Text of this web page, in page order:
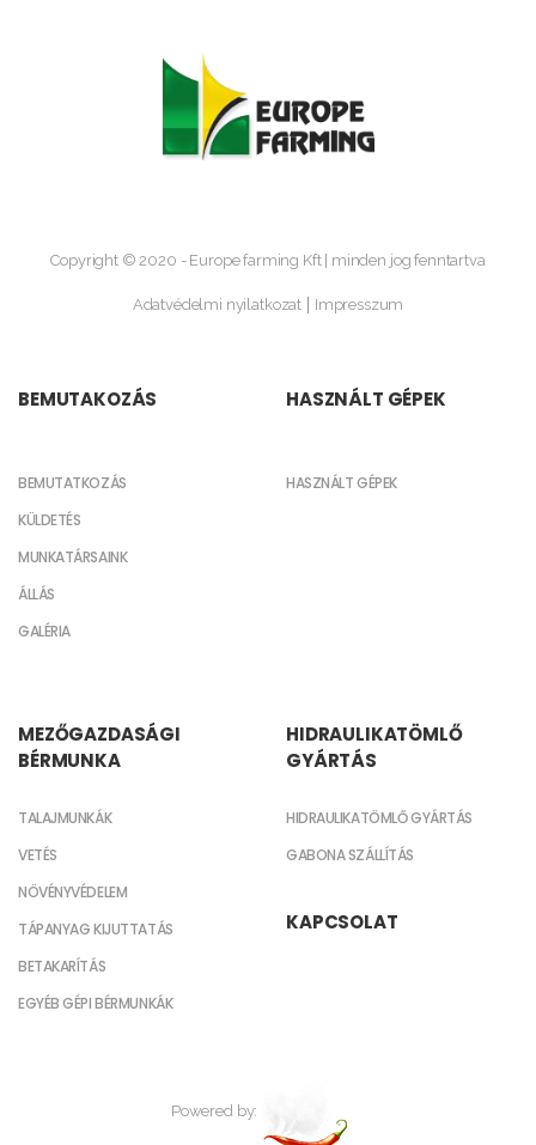
Copyright © 2020 - Europe farming Kft | minden jog fenntartva
Adatvédelmi nyilatkozat Impresszum
BEMUTAKOZÁS
BEMUTATKOZÁS
KÜLDETÉS
MUNKATÁRSAINK
ÁLLÁS
GALÉRIA
HASZNÁLT GÉPEK
HASZNÁLT GÉPEK
MEZŐGAZDASÁGI
BÉRMUNKA
TALAJMUNKÁK
VETÉS
NÖVÉNYVÉDELEM
TÁPANYAG KIJUTTATÁS
BETAKARÍTÁS
EGYÉB GÉPI BÉRMUNKÁK
HIDRAULIKATÖMLŐ
GYÁRTÁS
HIDRAULIKATÖMLŐ GYÁRTÁS
GABONA SZÁLLÍTÁS
KAPCSOLAT
Powered by: